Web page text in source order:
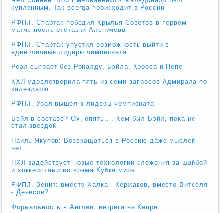
купленным. Так всегда происходит в России
РФПЛ. Спартак победил Крылья Советов в первом
матче после отставки Аленичева
РФПЛ. Спартак упустил возможность выйти в
единоличные лидеры чемпионата
Реал сыграет без Роналду, Бэйла, Крооса и Пепе
КХЛ удовлетворила пять из семи запросов Адмирала по
календарю
РФПЛ. Урал вышел в лидеры чемпионата
Бэйл в составе? Ох, опять.... Кем был Бэйл, пока не
стал звездой
Наиль Якупов: Возвращаться в Россию даже мыслей
нет
НХЛ задействует новые технологии слежения за шайбой
и хоккеистами во время Кубка мира
РФПЛ. Зенит: вместо Халка - Кержаков, вместо Витселя
- Денисов?
Формальность в Англии, интрига на Кипре